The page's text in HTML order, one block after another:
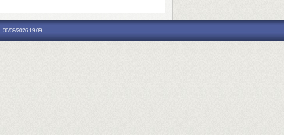
06/08/2026 19:09